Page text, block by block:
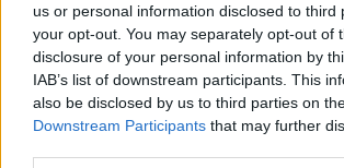
us or personal information disclosed to third
your opt-out. You may separately opt-out of
disclosure of your personal information by
IAB’s list of downstream participants. This
also be disclosed by us to third parties on
Downstream Participants that may further